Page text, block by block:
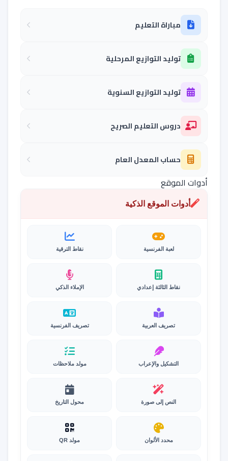
مباراة التعليم
توليد التوازيع المرحلية
توليد التوازيع السنوية
دروس التعليم الصريح
حساب المعدل العام
أدوات الموقع
أدوات الموقع الذكية
لعبة الفرنسية نقاط الترقية
نقاط الثالثة إعدادي الإملاء الذكي
تصريف العربية تصريف الفرنسية
التشكيل والإعراب مولد ملاحظات
النص إلى صورة محول التاريخ
محدد الألوان مولد QR